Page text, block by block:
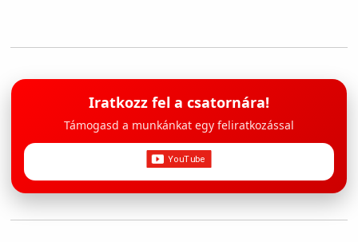
Iratkozz fel a csatornára!
Támogasd a munkánkat egy feliratkozással